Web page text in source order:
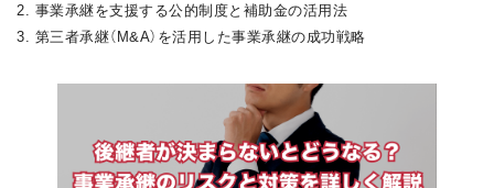
2. 事業承継を支援する公的制度と補助金の活用法
3. 第三者承継（M&A）を活用した事業承継の成功戦略